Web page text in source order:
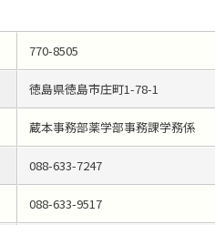
770-8505
徳島県徳島市庄町1-78-1
蔵本事務部薬学部事務課学務係
088-633-7247
088-633-9517